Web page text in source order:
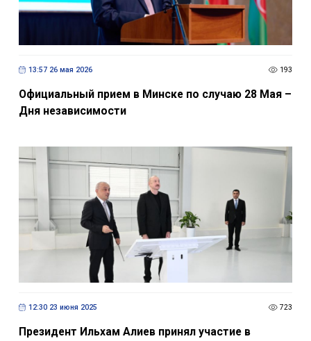
13:57 26 мая 2026 193
Официальный прием в Минске по случаю 28 Мая –
Дня независимости
12:30 23 июня 2025 723
Президент Ильхам Алиев принял участие в